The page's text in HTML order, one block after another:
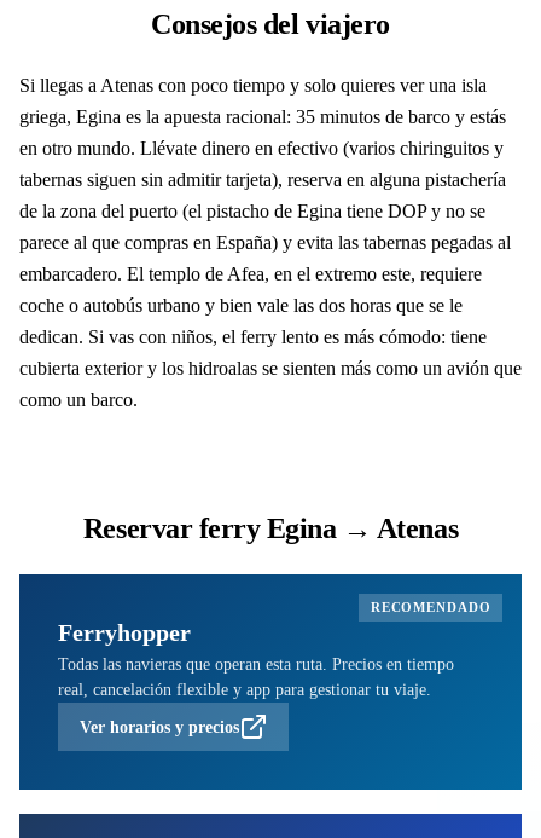
Consejos del viajero
Si llegas a Atenas con poco tiempo y solo quieres ver una isla
griega, Egina es la apuesta racional: 35 minutos de barco y estás
en otro mundo. Llévate dinero en efectivo (varios chiringuitos y
tabernas siguen sin admitir tarjeta), reserva en alguna pistachería
de la zona del puerto (el pistacho de Egina tiene DOP y no se
parece al que compras en España) y evita las tabernas pegadas al
embarcadero. El templo de Afea, en el extremo este, requiere
coche o autobús urbano y bien vale las dos horas que se le
dedican. Si vas con niños, el ferry lento es más cómodo: tiene
cubierta exterior y los hidroalas se sienten más como un avión que
como un barco.
Reservar ferry Egina → Atenas
RECOMENDADO
Ferryhopper
Todas las navieras que operan esta ruta. Precios en tiempo
real, cancelación flexible y app para gestionar tu viaje.
Ver horarios y precios